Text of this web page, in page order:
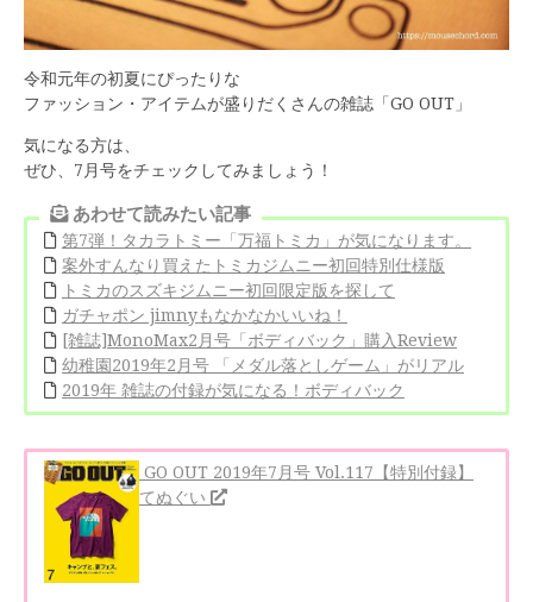
令和元年の初夏にぴったりな
ファッション・アイテムが盛りだくさんの雑誌「GO OUT」
気になる方は、
ぜひ、7月号をチェックしてみましょう！
あわせて読みたい記事
第7弾！タカラトミー「万福トミカ」が気になります。
案外すんなり買えたトミカジムニー初回特別仕様版
トミカのスズキジムニー初回限定版を探して
ガチャポン jimnyもなかなかいいね！
[雑誌]MonoMax2月号「ボディバック」購入Review
幼稚園2019年2月号 「メダル落としゲーム」がリアル
2019年 雑誌の付録が気になる！ボディバック
GO OUT 2019年7月号 Vol.117【特別付録】
てぬぐい